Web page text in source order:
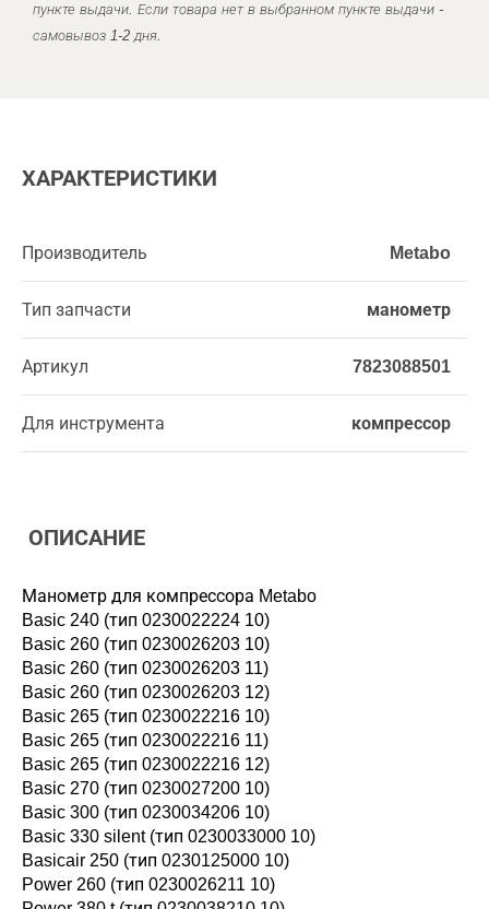
пункте выдачи. Если товара нет в выбранном пункте выдачи -
самовывоз 1-2 дня.
ХАРАКТЕРИСТИКИ
Производитель Metabo
Тип запчасти манометр
Артикул 7823088501
Для инструмента компрессор
ОПИСАНИЕ
Манометр для компрессора Metabo
Basic 240 (тип 0230022224 10)
Basic 260 (тип 0230026203 10)
Basic 260 (тип 0230026203 11)
Basic 260 (тип 0230026203 12)
Basic 265 (тип 0230022216 10)
Basic 265 (тип 0230022216 11)
Basic 265 (тип 0230022216 12)
Basic 270 (тип 0230027200 10)
Basic 300 (тип 0230034206 10)
Basic 330 silent (тип 0230033000 10)
Basicair 250 (тип 0230125000 10)
Power 260 (тип 0230026211 10)